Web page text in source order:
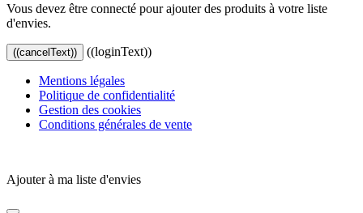
Vous devez être connecté pour ajouter des produits à votre liste
d'envies.
((cancelText)) ((loginText))
Mentions légales
Politique de confidentialité
Gestion des cookies
Conditions générales de vente
Ajouter à ma liste d'envies